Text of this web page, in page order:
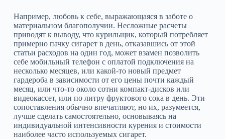
Например, любовь к себе, выражающаяся в заботе о
материальном благополучии. Несложные расчеты
приводят к выводу, что курильщик, который потребляет
примерно пачку сигарет в день, отказавшись от этой
статьи расходов на один год, может взамен позволить
себе мобильный телефон с оплатой подключения на
несколько месяцев, или какой‑то новый предмет
гардероба в зависимости от его цены почти каждый
месяц, или что‑то около сотни компакт‑дисков или
видеокассет, или по литру фруктового сока в день. Эти
сопоставления обычно впечатляют, но их, разумеется,
лучше сделать самостоятельно, основываясь на
индивидуальной интенсивности курения и стоимости
наиболее часто используемых сигарет.